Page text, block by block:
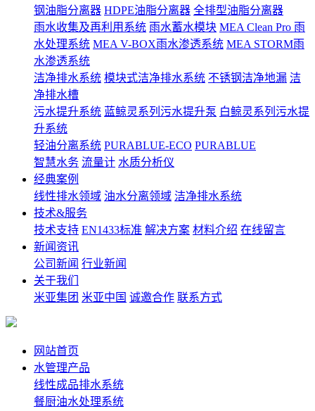
钢油脂分离器 HDPE油脂分离器 全排型油脂分离器
雨水收集及再利用系统 雨水蓄水模块 MEA Clean Pro 雨
水处理系统 MEA V-BOX雨水渗透系统 MEA STORM雨
水渗透系统
洁净排水系统 模块式洁净排水系统 不锈钢洁净地漏 洁
净排水槽
污水提升系统 蓝鲸灵系列污水提升泵 白鲸灵系列污水提
升系统
轻油分离系统 PURABLUE-ECO PURABLUE
智慧水务 流量计 水质分析仪
经典案例
线性排水领域 油水分离领域 洁净排水系统
技术&服务
技术支持 EN1433标准 解决方案 材料介绍 在线留言
新闻资讯
公司新闻 行业新闻
关于我们
米亚集团 米亚中国 诚邀合作 联系方式
网站首页
水管理产品
线性成品排水系统
餐厨油水处理系统